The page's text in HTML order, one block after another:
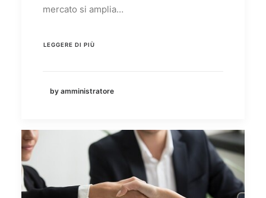
mercato si amplia…
LEGGERE DI PIÙ
by amministratore